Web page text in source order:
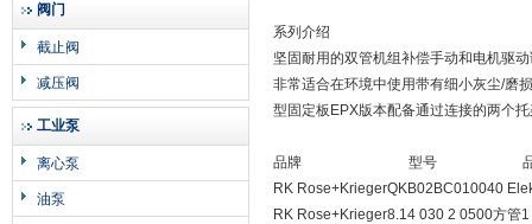
阀门
截止阀
减压阀
工业泵
离心泵
油泵
系列介绍
坚固耐用的双管机组补偿手动和电机驱
非常适合在环境中使用带有细小灰尘/磨
型固定板EPX版本配备通过连接的两个
品牌 型号 品
RK Rose+KriegerQKB02BC010040
RK Rose+Krieger8.14 030 2 0500方管1